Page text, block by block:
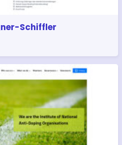
Schiffler